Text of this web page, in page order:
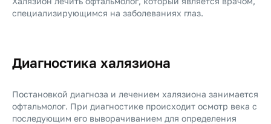
специализирующимся на заболеваниях глаз.
Диагностика халязиона
Постановкой диагноза и лечением халязиона занимается
офтальмолог. При диагностике происходит осмотр века с
последующим его выворачиванием для определения